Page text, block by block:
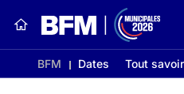
BFM Dates Tout savoir